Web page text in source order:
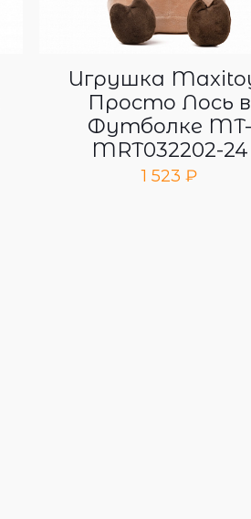
Игрушка
Просто Лось в
Футболке MT-
MRT032202-24
1 523₽